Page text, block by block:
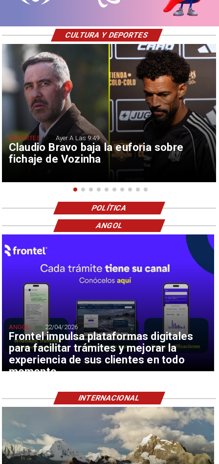
Claudio Bravo baja la euforia sobre
fichaje de Vozinha
DEPORTES Ayer A Las 9:49
CULTURA Y DEPORTES
POLÍTICA
Frontel impulsa plataformas digitales
para facilitar trámites y mejorar la
experiencia de sus clientes en todo
momento
ANGOL 22/04/2026
ANGOL
INTERNACIONAL